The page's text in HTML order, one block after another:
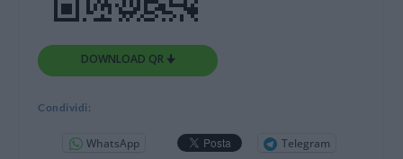
DOWNLOAD QR 🠋
Condividi:
WhatsApp
Telegram